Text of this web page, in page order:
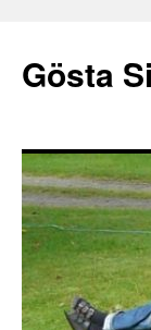
Gösta